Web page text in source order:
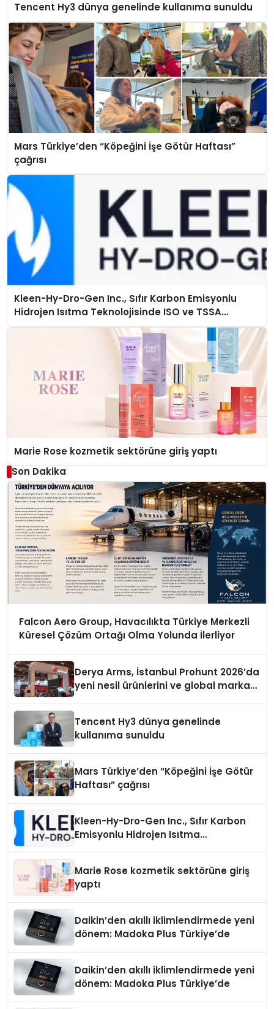
Tencent Hy3 dünya genelinde kullanıma sunuldu
Mars Türkiye’den “Köpeğini İşe Götür Haftası”
çağrısı
Kleen-Hy-Dro-Gen Inc., Sıfır Karbon Emisyonlu
Hidrojen Isıtma Teknolojisinde ISO ve TSSA
Düzenleyici Onaylarını Aldı
Marie Rose kozmetik sektörüne giriş yaptı
Son Dakika
Falcon Aero Group, Havacılıkta Türkiye Merkezli
Küresel Çözüm Ortağı Olma Yolunda İlerliyor
Derya Arms, İstanbul Prohunt 2026’da
yeni nesil ürünlerini ve global marka
Tencent Hy3 dünya genelinde
kullanıma sunuldu
Mars Türkiye’den “Köpeğini İşe Götür
Haftası” çağrısı
Kleen-Hy-Dro-Gen Inc., Sıfır Karbon
Emisyonlu Hidrojen Isıtma
Marie Rose kozmetik sektörüne giriş
yaptı
Daikin’den akıllı iklimlendirmede yeni
dönem: Madoka Plus Türkiye’de
Daikin’den akıllı iklimlendirmede yeni
dönem: Madoka Plus Türkiye’de